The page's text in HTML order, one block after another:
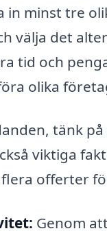
in minst tre
välja det
tid och
olika
tänk
viktiga
offerter
Genom